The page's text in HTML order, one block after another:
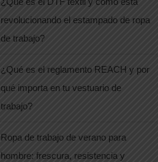
revolucionando el estampado de ropa
de trabajo?
¿Qué es el reglamento REACH y por
qué importa en tu vestuario de
trabajo?
Ropa de trabajo de verano para
hombre: frescura, resistencia y